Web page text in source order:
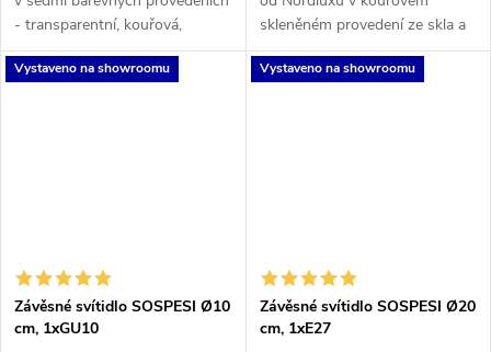
- transparentní, kouřová,
petrolejová, měděná, hnědá,
jantarová, zelená.
skleněném provedení ze skla a
mosazi, je určené pro žárovku s
paticí E27 60W. Toto svítidlo v
Vystaveno na showroomu
Závěsné svítidlo SOSPESI Ø10
cm, 1xGU10
Vystaveno na showroomu
Závěsné svítidlo SOSPESI Ø20
cm, 1xE27